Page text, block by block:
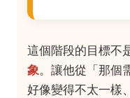
這個階段的目標不
象。讓他從「那個
好像變得不太一樣